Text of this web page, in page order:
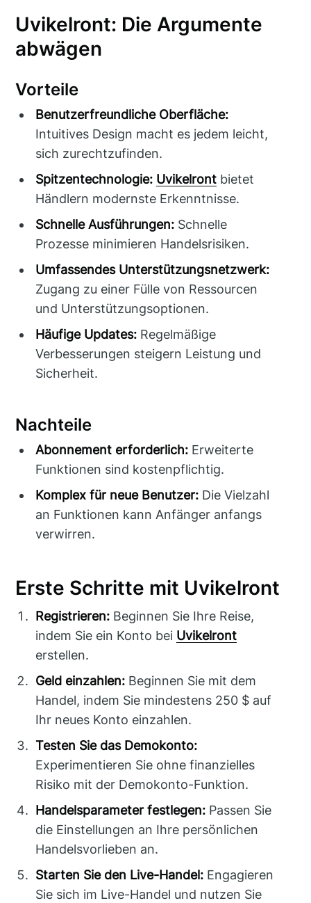
Uvikelront: Die Argumente
abwägen
Vorteile
Benutzerfreundliche Oberfläche:
Intuitives Design macht es jedem leicht,
sich zurechtzufinden.
Spitzentechnologie: Uvikelront bietet
Händlern modernste Erkenntnisse.
Schnelle Ausführungen: Schnelle
Prozesse minimieren Handelsrisiken.
Umfassendes Unterstützungsnetzwerk:
Zugang zu einer Fülle von Ressourcen
und Unterstützungsoptionen.
Häufige Updates: Regelmäßige
Verbesserungen steigern Leistung und
Sicherheit.
Nachteile
Abonnement erforderlich: Erweiterte
Funktionen sind kostenpflichtig.
Komplex für neue Benutzer: Die Vielzahl
an Funktionen kann Anfänger anfangs
verwirren.
Erste Schritte mit Uvikelront
Registrieren: Beginnen Sie Ihre Reise,
indem Sie ein Konto bei Uvikelront
erstellen.
Geld einzahlen: Beginnen Sie mit dem
Handel, indem Sie mindestens 250 $ auf
Ihr neues Konto einzahlen.
Testen Sie das Demokonto:
Experimentieren Sie ohne finanzielles
Risiko mit der Demokonto-Funktion.
Handelsparameter festlegen: Passen Sie
die Einstellungen an Ihre persönlichen
Handelsvorlieben an.
Starten Sie den Live-Handel: Engagieren
Sie sich im Live-Handel und nutzen Sie